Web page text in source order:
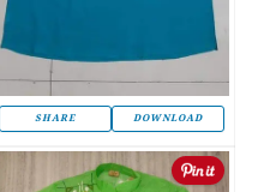
SHARE DOWNLOAD